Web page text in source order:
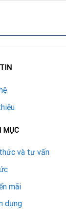
game.
Ti tại
quy trình kỹ
GPU.
MỤC
và tư vấn
mãi
dụng